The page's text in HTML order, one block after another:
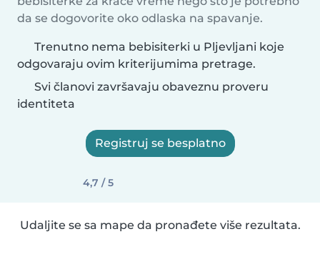
da se dogovorite oko odlaska na spavanje.
Trenutno nema bebisiterki u Pljevljani koje
odgovaraju ovim kriterijumima pretrage.
Svi članovi završavaju obaveznu proveru
identiteta
Registruj se besplatno
4,7 / 5
Udaljite se sa mape da pronađete više rezultata.